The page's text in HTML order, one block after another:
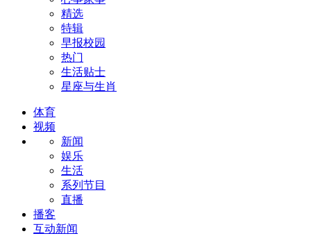
精选
特辑
早报校园
热门
生活贴士
星座与生肖
体育
视频
新闻
娱乐
生活
系列节目
直播
播客
互动新闻